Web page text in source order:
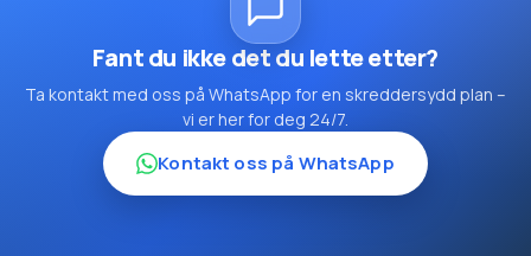
Fant du ikke det du lette etter?
Ta kontakt med oss på WhatsApp for en skreddersydd plan –
vi er her for deg 24/7.
Kontakt oss på WhatsApp